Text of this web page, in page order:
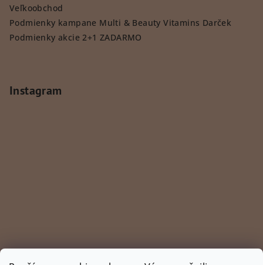
Veľkoobchod
Podmienky kampane Multi & Beauty Vitamins Darček
Podmienky akcie 2+1 ZADARMO
Instagram